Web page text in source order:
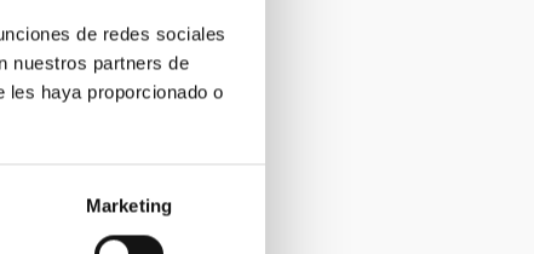
de redes sociales
nuestros partners de
les haya proporcionado o
Marketing